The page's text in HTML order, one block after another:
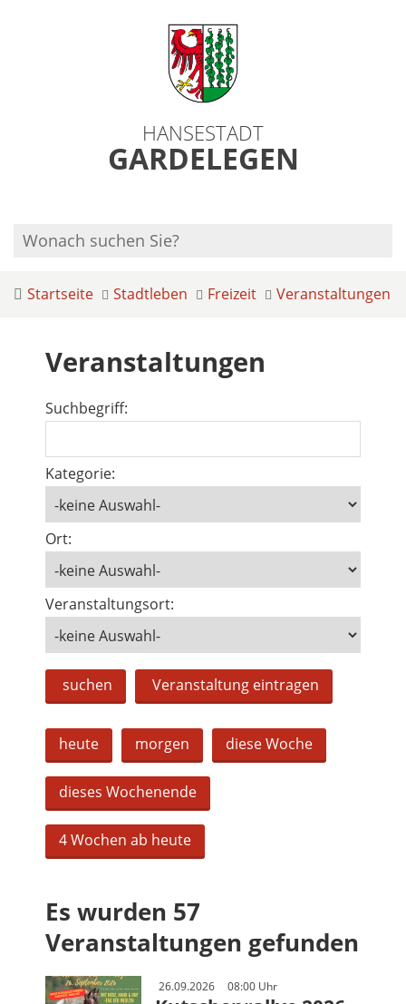
HANSESTADT
GARDELEGEN
Startseite Stadtleben Freizeit Veranstaltungen
Veranstaltungen
Suchbegriff:
Kategorie:
Ort:
Veranstaltungsort:
suchen Veranstaltung eintragen
heute morgen diese Woche
dieses Wochenende
4 Wochen ab heute
Es wurden 57
Veranstaltungen gefunden
26.09.2026 08:00 Uhr